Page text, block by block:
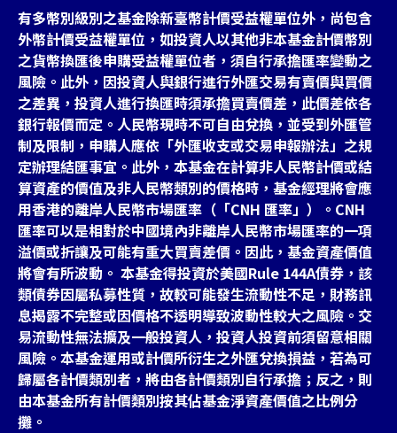
有多幣別級別之基金除新臺幣計價受益權單位外，尚包含
外幣計價受益權單位，如投資人以其他非本基金計價幣別
之貨幣換匯後申購受益權單位者，須自行承擔匯率變動之
風險。此外，因投資人與銀行進行外匯交易有賣價與買價
之差異，投資人進行換匯時須承擔買賣價差，此價差依各
銀行報價而定。人民幣現時不可自由兌換，並受到外匯管
制及限制，申購人應依「外匯收支或交易申報辦法」之規
定辦理結匯事宜。此外，本基金在計算非人民幣計價或結
算資產的價值及非人民幣類別的價格時，基金經理將會應
用香港的離岸人民幣市場匯率（「CNH 匯率」）。CNH
匯率可以是相對於中國境內非離岸人民幣市場匯率的一項
溢價或折讓及可能有重大買賣差價。因此，基金資產價值
將會有所波動。 本基金得投資於美國Rule 144A債券，該
類債券因屬私募性質，故較可能發生流動性不足，財務訊
息揭露不完整或因價格不透明導致波動性較大之風險。交
易流動性無法擴及一般投資人，投資人投資前須留意相關
風險。本基金運用或計價所衍生之外匯兌換損益，若為可
歸屬各計價類別者，將由各計價類別自行承擔；反之，則
由本基金所有計價類別按其佔基金淨資產價值之比例分
攤。